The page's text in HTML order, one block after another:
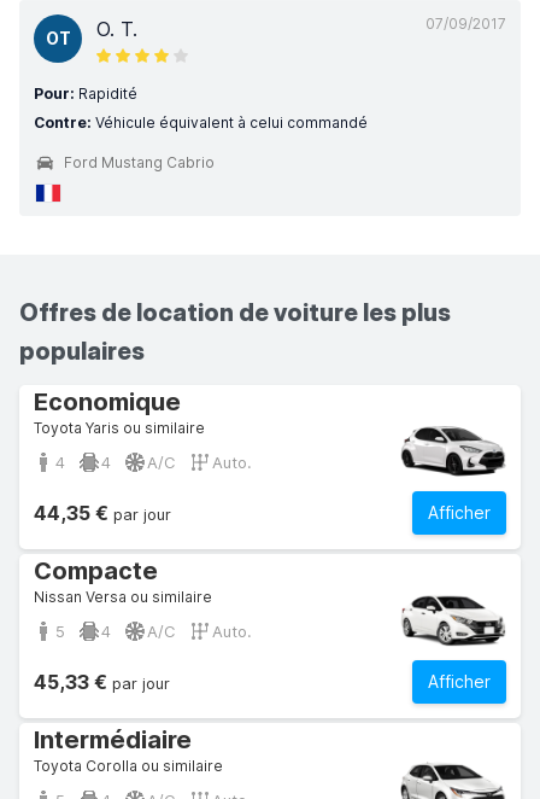
07/09/2017
OT O. T.
Pour: Rapidité
Contre: Véhicule équivalent à celui commandé
Ford Mustang Cabrio
Offres de location de voiture les plus
populaires
Economique
Toyota Yaris ou similaire
4 4 A/C Auto.
Afficher
44,35 € par jour
Compacte
Nissan Versa ou similaire
5 4 A/C Auto.
Afficher
45,33 € par jour
Intermédiaire
Toyota Corolla ou similaire